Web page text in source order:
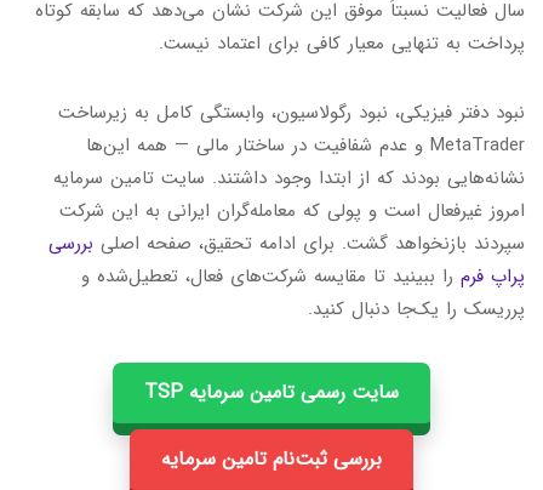
سال فعالیت نسبتاً موفق این شرکت نشان می‌دهد که سابقه کوتاه
پرداخت به تنهایی معیار کافی برای اعتماد نیست.
نبود دفتر فیزیکی، نبود رگولاسیون، وابستگی کامل به زیرساخت
MetaTrader و عدم شفافیت در ساختار مالی — همه این‌ها
نشانه‌هایی بودند که از ابتدا وجود داشتند. سایت تامین سرمایه
امروز غیرفعال است و پولی که معامله‌گران ایرانی به این شرکت
سپردند بازنخواهد گشت. برای ادامه تحقیق، صفحه اصلی بررسی
پراپ فرم را ببینید تا مقایسه شرکت‌های فعال، تعطیل‌شده و
پرریسک را یک‌جا دنبال کنید.
سایت رسمی تامین سرمایه TSP
بررسی ثبت‌نام تامین سرمایه